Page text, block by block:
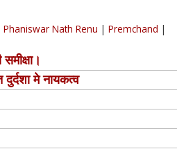
Phaniswar Nath Renu | Premchand |
मे नायकत्व